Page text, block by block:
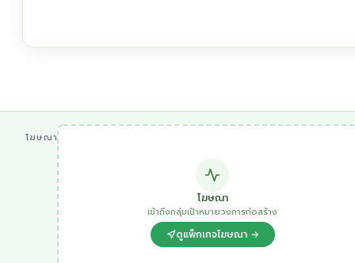
โฆษณา
โฆษณา
เข้าถึงกลุ่มเป้าหมายวงการก่อสร้าง
ดูแพ็กเกจโฆษณา →